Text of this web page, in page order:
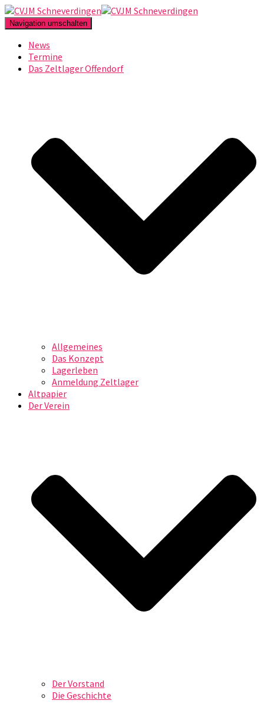
Navigation umschalten
News
Termine
Das Zeltlager Offendorf
Allgemeines
Das Konzept
Lagerleben
Anmeldung Zeltlager
Altpapier
Der Verein
Der Vorstand
Die Geschichte